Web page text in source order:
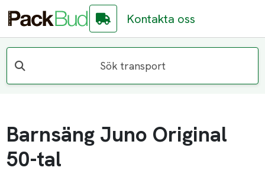
Kontakta oss
Sök transport
Barnsäng Juno Original
50-tal